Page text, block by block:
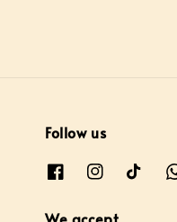
Follow us